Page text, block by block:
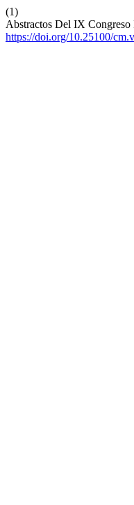
(1)
Abstractos Del IX
https://doi.org/10.25100/